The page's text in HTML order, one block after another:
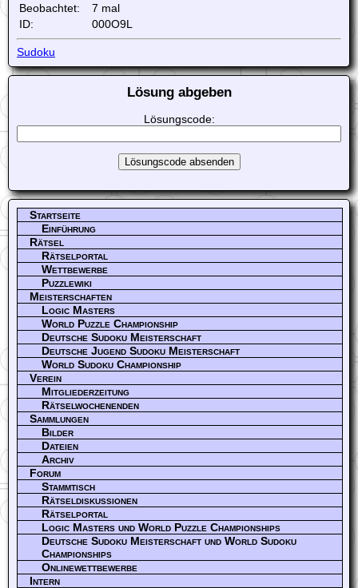
Beobachtet:
7 mal
ID:
000O9L
Sudoku
Lösung abgeben
Lösungscode:
Startseite
Einführung
Rätsel
Rätselportal
Wettbewerbe
Puzzlewiki
Meisterschaften
Logic Masters
World Puzzle Championship
Deutsche Sudoku Meisterschaft
Deutsche Jugend Sudoku Meisterschaft
World Sudoku Championship
Verein
Mitgliederzeitung
Rätselwochenenden
Sammlungen
Bilder
Dateien
Archiv
Forum
Stammtisch
Rätseldiskussionen
Rätselportal
Logic Masters und World Puzzle Championships
Deutsche Sudoku Meisterschaft und World Sudoku
Championships
Onlinewettbewerbe
Intern